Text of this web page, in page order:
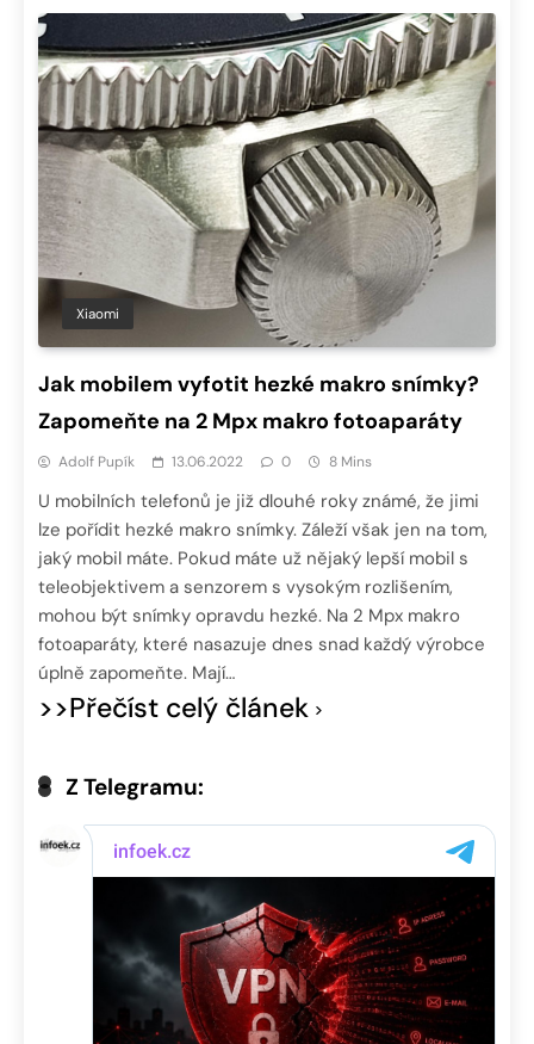
Xiaomi
Jak mobilem vyfotit hezké makro snímky?
Zapomeňte na 2 Mpx makro fotoaparáty
Adolf Pupík 13.06.2022 0 8 Mins
U mobilních telefonů je již dlouhé roky známé, že jimi
lze pořídit hezké makro snímky. Záleží však jen na tom,
jaký mobil máte. Pokud máte už nějaký lepší mobil s
teleobjektivem a senzorem s vysokým rozlišením,
mohou být snímky opravdu hezké. Na 2 Mpx makro
fotoaparáty, které nasazuje dnes snad každý výrobce
úplně zapomeňte. Mají…
>>Přečíst celý článek
Z Telegramu: